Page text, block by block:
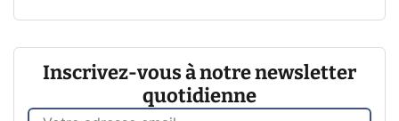
Inscrivez-vous à notre newsletter
quotidienne